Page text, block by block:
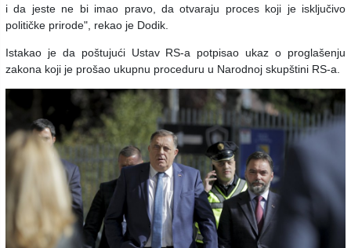
i da jeste ne bi imao pravo, da otvaraju proces koji je isključivo
političke prirode", rekao je Dodik.
Istakao je da poštujući Ustav RS-a potpisao ukaz o proglašenju
zakona koji je prošao ukupnu proceduru u Narodnoj skupštini RS-a.